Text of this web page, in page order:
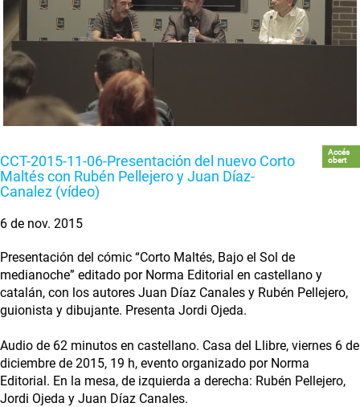
CCT-2015-11-06-Presentación del nuevo Corto
Maltés con Rubén Pellejero y Juan Díaz-
Canalez (vídeo)
Accés
obert
6 de nov. 2015
Presentación del cómic “Corto Maltés, Bajo el Sol de
medianoche” editado por Norma Editorial en castellano y
catalán, con los autores Juan Díaz Canales y Rubén Pellejero,
guionista y dibujante. Presenta Jordi Ojeda.
Audio de 62 minutos en castellano. Casa del Llibre, viernes 6 de
diciembre de 2015, 19 h, evento organizado por Norma
Editorial. En la mesa, de izquierda a derecha: Rubén Pellejero,
Jordi Ojeda y Juan Díaz Canales.